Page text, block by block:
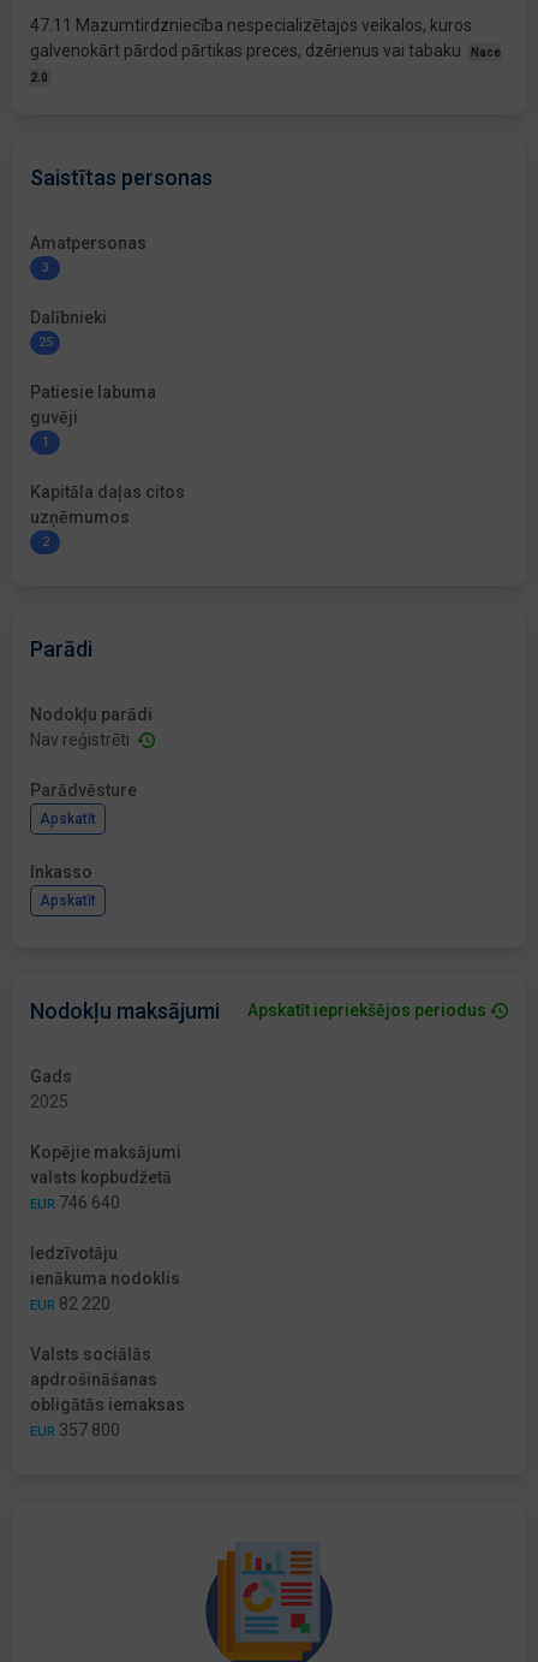
47.11 Mazumtirdzniecība nespecializētajos veikalos, kuros
galvenokārt pārdod pārtikas preces, dzērienus vai tabaku
Nace
2.0
Saistītas personas
Amatpersonas
3
Dalībnieki
25
Patiesie labuma
guvēji
1
Kapitāla daļas citos
uzņēmumos
2
Parādi
Nodokļu parādi
Nav reģistrēti
Parādvēsture
Apskatīt
Inkasso
Apskatīt
Nodokļu maksājumi Apskatīt iepriekšējos periodus
Gads
2025
Kopējie maksājumi
valsts kopbudžetā
EUR 746 640
Iedzīvotāju
ienākuma nodoklis
EUR 82 220
Valsts sociālās
apdrošināšanas
obligātās iemaksas
EUR 357 800